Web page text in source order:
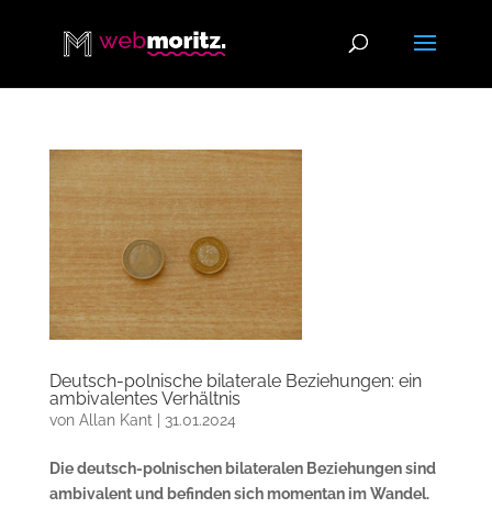
Deutsch-polnische bilaterale Beziehungen: ein
ambivalentes Verhältnis
von Allan Kant | 31.01.2024
Die deutsch-polnischen bilateralen Beziehungen sind
ambivalent und befinden sich momentan im Wandel.